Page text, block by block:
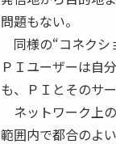
問題もない。
同様の“コネクシ
ＰＩユーザーは自
も、ＰＩとそのサ
ネットワーク上
範囲内で都合のよ